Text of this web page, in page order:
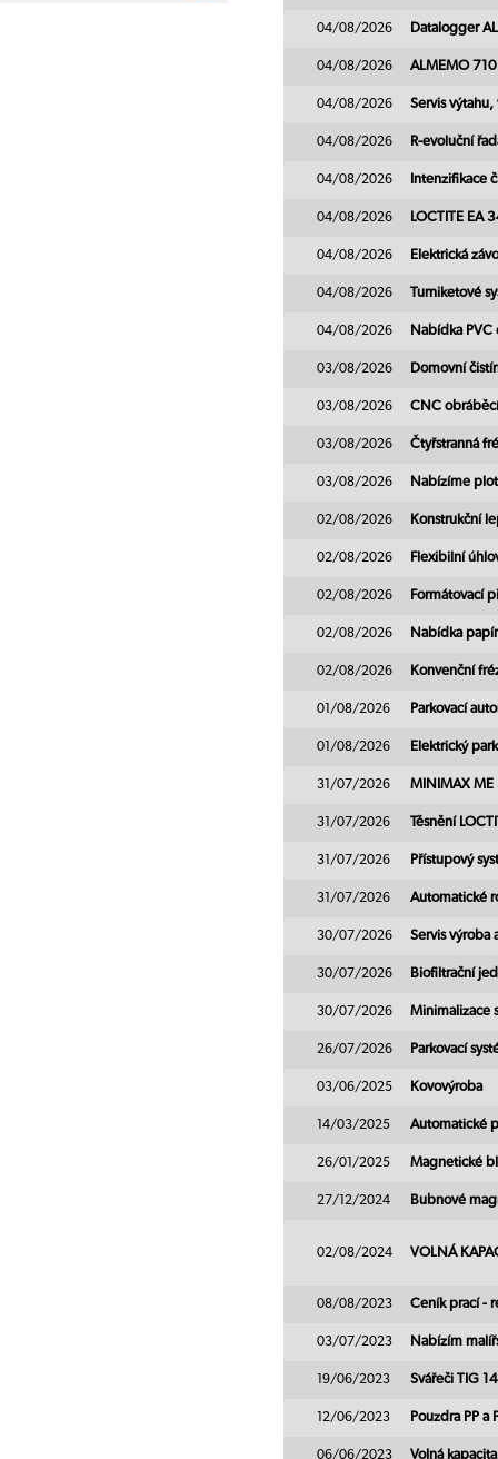
04/08/2026 Datalogger
04/08/2026 ALMEMO
04/08/2026 Servis
04/08/2026 R-evoluční
04/08/2026 Intenzifikace
04/08/2026 LOCTITE EA
04/08/2026 Elektrická
04/08/2026 Turniketové
04/08/2026 Nabídka PVC
03/08/2026 Domovní
03/08/2026 CNC
03/08/2026 Čtyřstranná
03/08/2026 Nabízíme
02/08/2026 Konstrukční
02/08/2026 Flexibilní
02/08/2026 Formátovací
02/08/2026 Nabídka
02/08/2026 Konvenční
01/08/2026 Parkovací
01/08/2026 Elektrický
31/07/2026 MINIMAX ME
31/07/2026 Těsnění
31/07/2026 Přístupový
31/07/2026 Automatické
30/07/2026 Servis výroba
30/07/2026 Biofiltrační
30/07/2026 Minimalizace
26/07/2026 Parkovací
03/06/2025 Kovovýroba
14/03/2025 Automatické
26/01/2025 Magnetické
27/12/2024 Bubnové
02/08/2024 VOLNÁ
08/08/2023 Ceník prací -
03/07/2023 Nabízím
19/06/2023 Svářeči TIG
12/06/2023 Pouzdra PP a
06/06/2023 Volná